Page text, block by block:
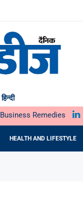
हिन्दी
Business Remedies
HEALTH AND LIFESTYLE